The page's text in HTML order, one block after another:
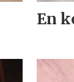
En